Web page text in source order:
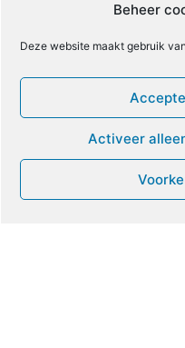
Beheer
Deze website maakt gebruik
Activeer
19
24 25 26
1 2
Leven met ME/CVS en POTS